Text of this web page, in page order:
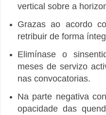
vertical sobre a
Grazas ao acordo
retribuir de forma
Elimínase o
meses de servizo
nas convocatorias.
Na parte negativa
opacidade das